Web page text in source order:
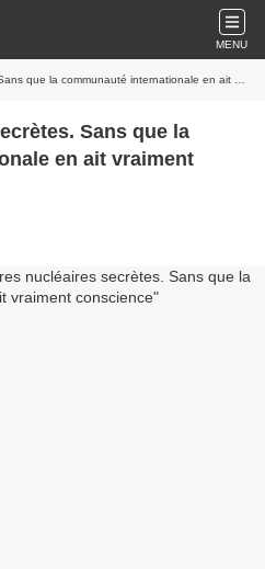
MENU
communauté internationale en ait vraiment conscience
Sans que la
en ait vraiment